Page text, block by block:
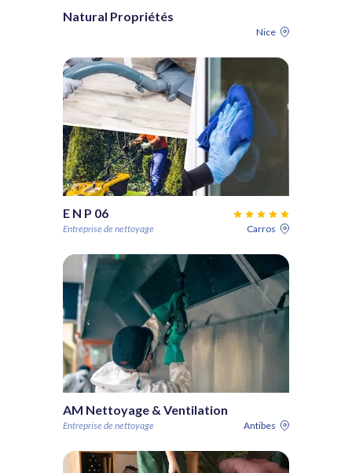
Natural Propriétés
Nice
E N P 06
Entreprise de nettoyage Carros
AM Nettoyage & Ventilation
Entreprise de nettoyage Antibes